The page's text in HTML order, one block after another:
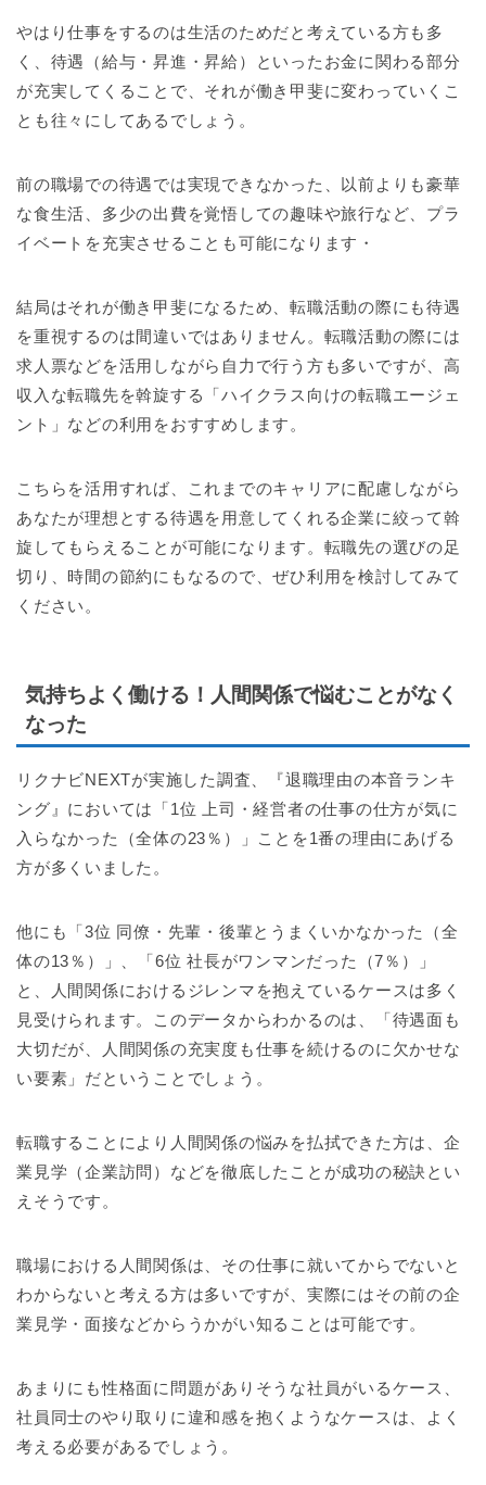
やはり仕事をするのは生活のためだと考えている方も多
く、待遇（給与・昇進・昇給）といったお金に関わる部分
が充実してくることで、それが働き甲斐に変わっていくこ
とも往々にしてあるでしょう。
前の職場での待遇では実現できなかった、以前よりも豪華
な食生活、多少の出費を覚悟しての趣味や旅行など、プラ
イベートを充実させることも可能になります・
結局はそれが働き甲斐になるため、転職活動の際にも待遇
を重視するのは間違いではありません。転職活動の際には
求人票などを活用しながら自力で行う方も多いですが、高
収入な転職先を斡旋する「ハイクラス向けの転職エージェ
ント」などの利用をおすすめします。
こちらを活用すれば、これまでのキャリアに配慮しながら
あなたが理想とする待遇を用意してくれる企業に絞って斡
旋してもらえることが可能になります。転職先の選びの足
切り、時間の節約にもなるので、ぜひ利用を検討してみて
ください。
気持ちよく働ける！人間関係で悩むことがなく
なった
リクナビNEXTが実施した調査、『退職理由の本音ランキ
ング』においては「1位 上司・経営者の仕事の仕方が気に
入らなかった（全体の23％）」ことを1番の理由にあげる
方が多くいました。
他にも「3位 同僚・先輩・後輩とうまくいかなかった（全
体の13％）」、「6位 社長がワンマンだった（7％）」
と、人間関係におけるジレンマを抱えているケースは多く
見受けられます。このデータからわかるのは、「待遇面も
大切だが、人間関係の充実度も仕事を続けるのに欠かせな
い要素」だということでしょう。
転職することにより人間関係の悩みを払拭できた方は、企
業見学（企業訪問）などを徹底したことが成功の秘訣とい
えそうです。
職場における人間関係は、その仕事に就いてからでないと
わからないと考える方は多いですが、実際にはその前の企
業見学・面接などからうかがい知ることは可能です。
あまりにも性格面に問題がありそうな社員がいるケース、
社員同士のやり取りに違和感を抱くようなケースは、よく
考える必要があるでしょう。